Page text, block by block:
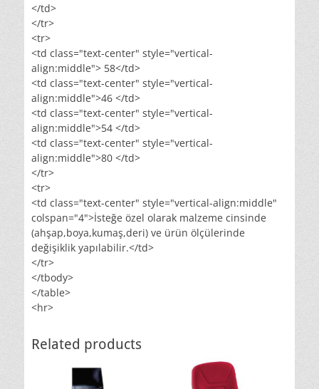
</td>
</tr>
<tr>
<td class="text-center" style="vertical-
align:middle"> 58</td>
<td class="text-center" style="vertical-
align:middle">46 </td>
<td class="text-center" style="vertical-
align:middle">54 </td>
<td class="text-center" style="vertical-
align:middle">80 </td>
</tr>
<tr>
<td class="text-center" style="vertical-align:middle"
colspan="4">İsteğe özel olarak malzeme cinsinde
(ahşap,boya,kumaş,deri) ve ürün ölçülerinde
değişiklik yapılabilir.</td>
</tr>
</tbody>
</table>
<hr>
Related products